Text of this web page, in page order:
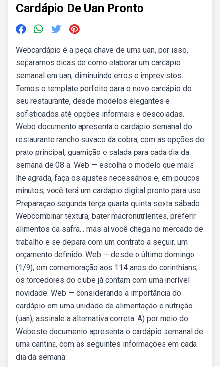
Cardápio De Uan Pronto
Webcardápio é a peça chave de uma uan, por isso,
separamos dicas de como elaborar um cardápio
semanal em uan, diminuindo erros e imprevistos.
Temos o template perfeito para o novo cardápio do
seu restaurante, desde modelos elegantes e
sofisticados até opções informais e descoladas.
Webo documento apresenta o cardápio semanal do
restaurante rancho suvaco da cobra, com as opções de
prato principal, guarnição e salada para cada dia da
semana de 08 a. Web — escolha o modelo que mais
lhe agrada, faça os ajustes necessários e, em poucos
minutos, você terá um cardápio digital pronto para uso.
Preparaçao segunda terça quarta quinta sexta sábado.
Webcombinar textura, bater macronutrientes, preferir
alimentos da safra… mas aí você chega no mercado de
trabalho e se depara com um contrato a seguir, um
orçamento definido. Web — desde o último domingo
(1/9), em comemoração aos 114 anos do corinthians,
os torcedores do clube já contam com uma incrível
novidade: Web — considerando a importância do
cardápio em uma unidade de alimentação e nutrição
(uan), assinale a alternativa correta. A) por meio do.
Webeste documento apresenta o cardápio semanal de
uma cantina, com as seguintes informações em cada
dia da semana: